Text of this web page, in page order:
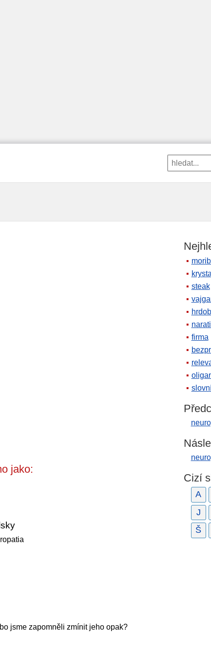
jako:
jsme zapomněli zmínit jeho opak?
krystal
steak
firma
Cizí
A
J
Š